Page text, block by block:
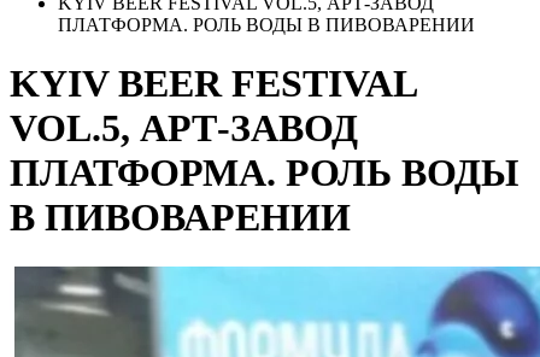
ПЛАТФОРМА. РОЛЬ ВОДЫ В ПИВОВАРЕНИИ
KYIV BEER FESTIVAL
VOL.5, АРТ-ЗАВОД
ПЛАТФОРМА. РОЛЬ ВОДЫ
В ПИВОВАРЕНИИ